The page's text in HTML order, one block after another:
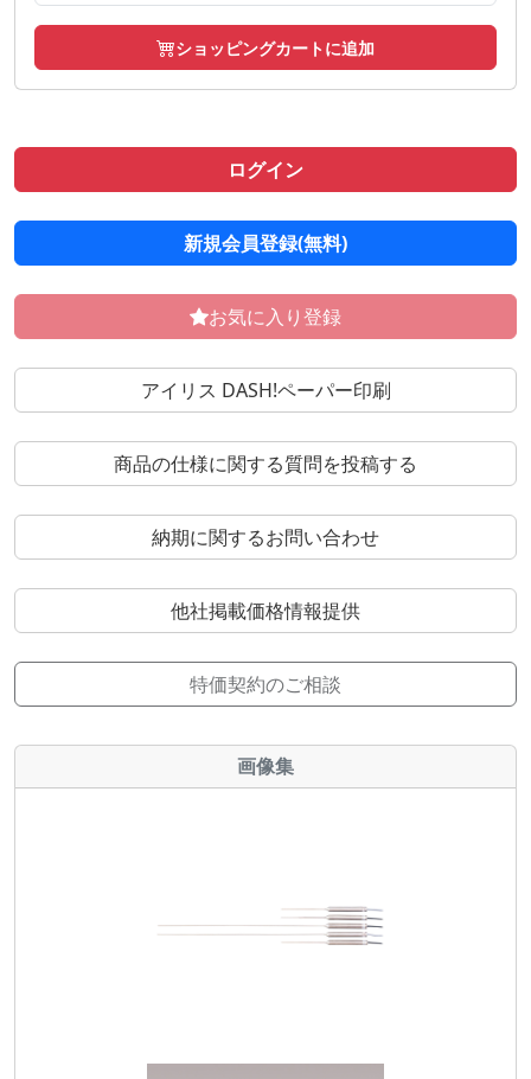
ショッピングカートに追加
ログイン
新規会員登録(無料)
お気に入り登録
アイリス DASH!ペーパー印刷
商品の仕様に関する質問を投稿する
納期に関するお問い合わせ
他社掲載価格情報提供
特価契約のご相談
画像集